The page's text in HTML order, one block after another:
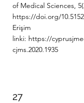
of Medical Sciences,
https://doi.org/
Erişim
linki: https://
cjms.2020.1935
27